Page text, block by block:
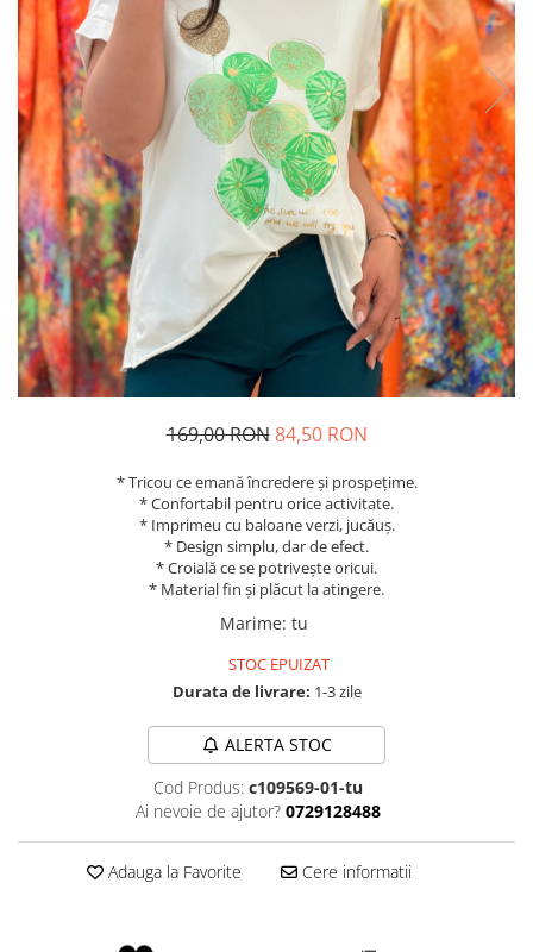
Costume de baie
169,00 RON 84,50 RON
* Tricou ce emană încredere și prospețime.
* Confortabil pentru orice activitate.
* Imprimeu cu baloane verzi, jucăuș.
* Design simplu, dar de efect.
* Croială ce se potrivește oricui.
* Material fin și plăcut la atingere.
Marime: tu
STOC EPUIZAT
Durata de livrare: 1-3 zile
ALERTA STOC
Cod Produs: c109569-01-tu
Ai nevoie de ajutor? 0729128488
Adauga la Favorite Cere informatii